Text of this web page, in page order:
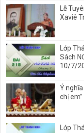
Lễ
Xaviê
Lớp
Sách
10/7/
Ý
chị
Lớp